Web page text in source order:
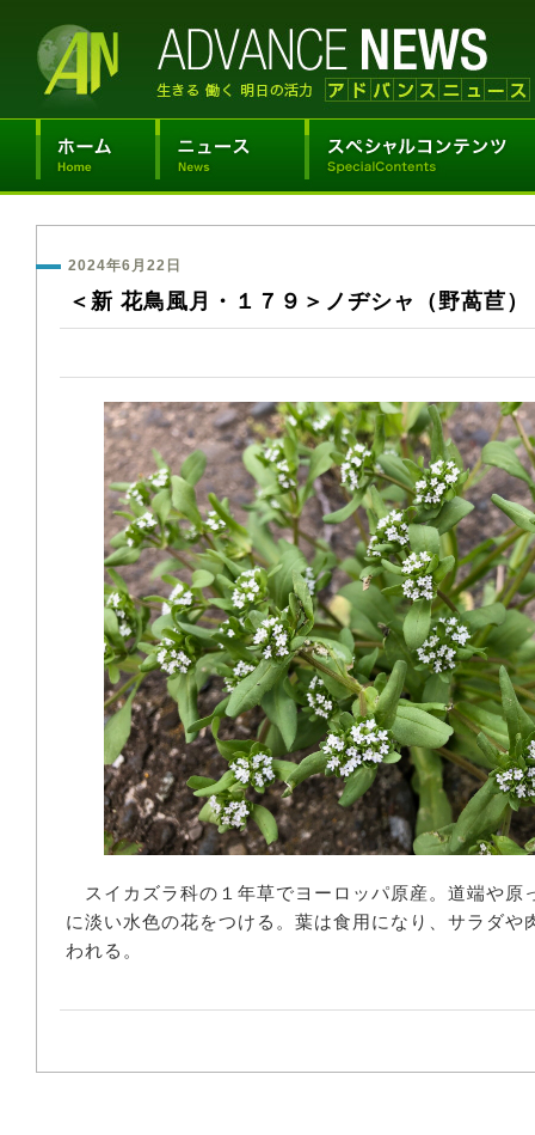
2024年6月22日
＜新 花鳥風月・１７９＞ノヂシャ（野萵苣）
スイカズラ科の１年草でヨーロッパ原産。道端や原
に淡い水色の花をつける。葉は食用になり、サラダや
われる。